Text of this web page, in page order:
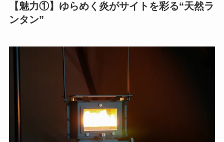
【魅力①】ゆらめく炎がサイトを彩る“天然ラ
ンタン”